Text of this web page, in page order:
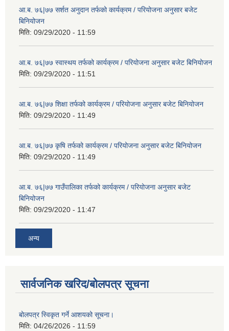
आ.ब. ७६|७७ सर्शत अनुदान तर्फको कार्यक्रम / परियोजना अनुसार बजेट
बिनियोजन
मिति: 09/29/2020 - 11:59
आ.ब. ७६|७७ स्वास्थय तर्फको कार्यक्रम / परियोजना अनुसार बजेट बिनियोजन
मिति: 09/29/2020 - 11:51
आ.ब. ७६|७७ शिक्षा तर्फको कार्यक्रम / परियोजना अनुसार बजेट बिनियोजन
मिति: 09/29/2020 - 11:49
आ.ब. ७६|७७ कृषि तर्फको कार्यक्रम / परियोजना अनुसार बजेट बिनियोजन
मिति: 09/29/2020 - 11:49
आ.ब. ७६|७७ गाउँपालिका तर्फको कार्यक्रम / परियोजना अनुसार बजेट
बिनियोजन
मिति: 09/29/2020 - 11:47
अन्य
सार्वजनिक खरिद/बोलपत्र सूचना
बोलपत्र स्विकृत गर्ने आशयको सूचना।
मिति: 04/26/2026 - 11:59